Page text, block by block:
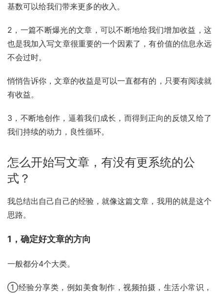
基数可以给我们带来更多的收入。
2，一篇不断爆光的文章，可以不断地给我们增加收益，这
也是我加入写文章很重要的一个因素了，有价值的信息永远
不会过时。
悄悄告诉你，文章的收益是可以一直都有的，只要有阅读就
有收益。
3，不断地创作，逼着我们成长，而得到正向的反馈又给了
我们持续的动力，良性循环。
怎么开始写文章，有没有更系统的公
式？
我总结出自己自己的经验，就像这篇文章，我用的就是这个
思路。
1，确定好文章的方向
一般都分4个大类。
①经验分享类，例如美食制作，视频拍摄，生活小常识，